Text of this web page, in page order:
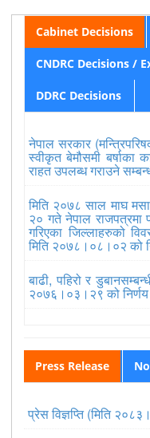
Cabinet Decisions
CNDRC Decisions /
DDRC Decisions
नेपाल सरकार
स्वीकृत बेमौसमी बर्षाका
राहत उपलब्ध गराउने
मिति २०७८ साल माघ
२० गते नेपाल राजपत्रमा
गरिएका जिल्लाहरुको
मिति २०७८।०८।०२ को
बाढी, पहिरो र
२०७६।०३।२९ को
Press Release
प्रेस विज्ञप्ति (मिति